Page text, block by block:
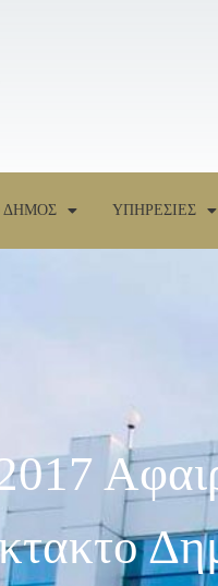
ΔΗΜΟΣ ΥΠΗΡΕΣΙΕΣ